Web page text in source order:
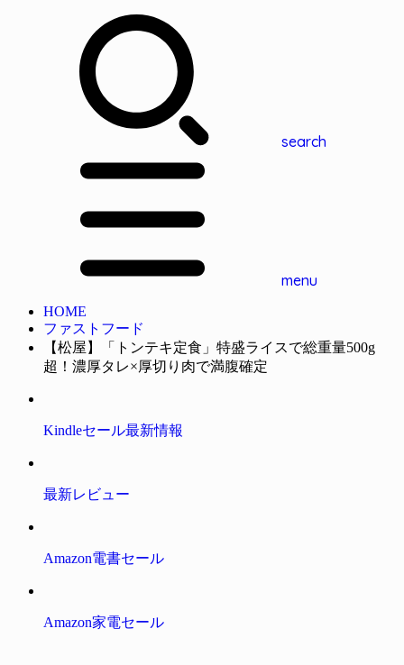
search
menu
HOME
ファストフード
【松屋】「トンテキ定食」特盛ライスで総重量500g
超！濃厚タレ×厚切り肉で満腹確定
Kindleセール最新情報
最新レビュー
Amazon電書セール
Amazon家電セール